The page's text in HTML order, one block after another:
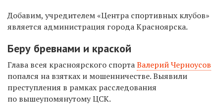
Добавим, учредителем «Центра спортивных клубов»
является администрация города Красноярска.
Беру бревнами и краской
Глава всея красноярского спортаВалерий Черноусов
попался на взятках и мошенничестве. Выявили
преступления в рамках расследования
по вышеупомянутому ЦСК.